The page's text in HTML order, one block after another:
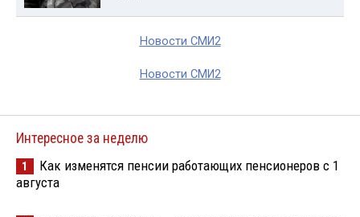
Новости СМИ2
Новости СМИ2
Интересное за неделю
1
Как изменятся пенсии работающих пенсионеров с 1
августа